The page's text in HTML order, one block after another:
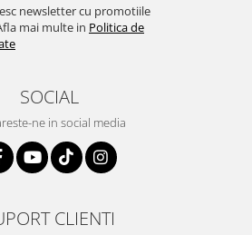
newsletter cu promotiile
mai multe in Politica de
SOCIAL
ne in social media
CLIENTI